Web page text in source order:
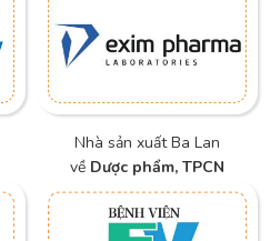
Nhà sản xuất Ba Lan
về Dược phẩm, TPCN